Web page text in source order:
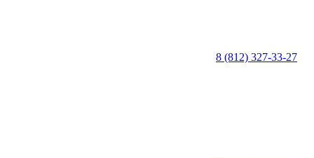
8 (812) 327-33-27